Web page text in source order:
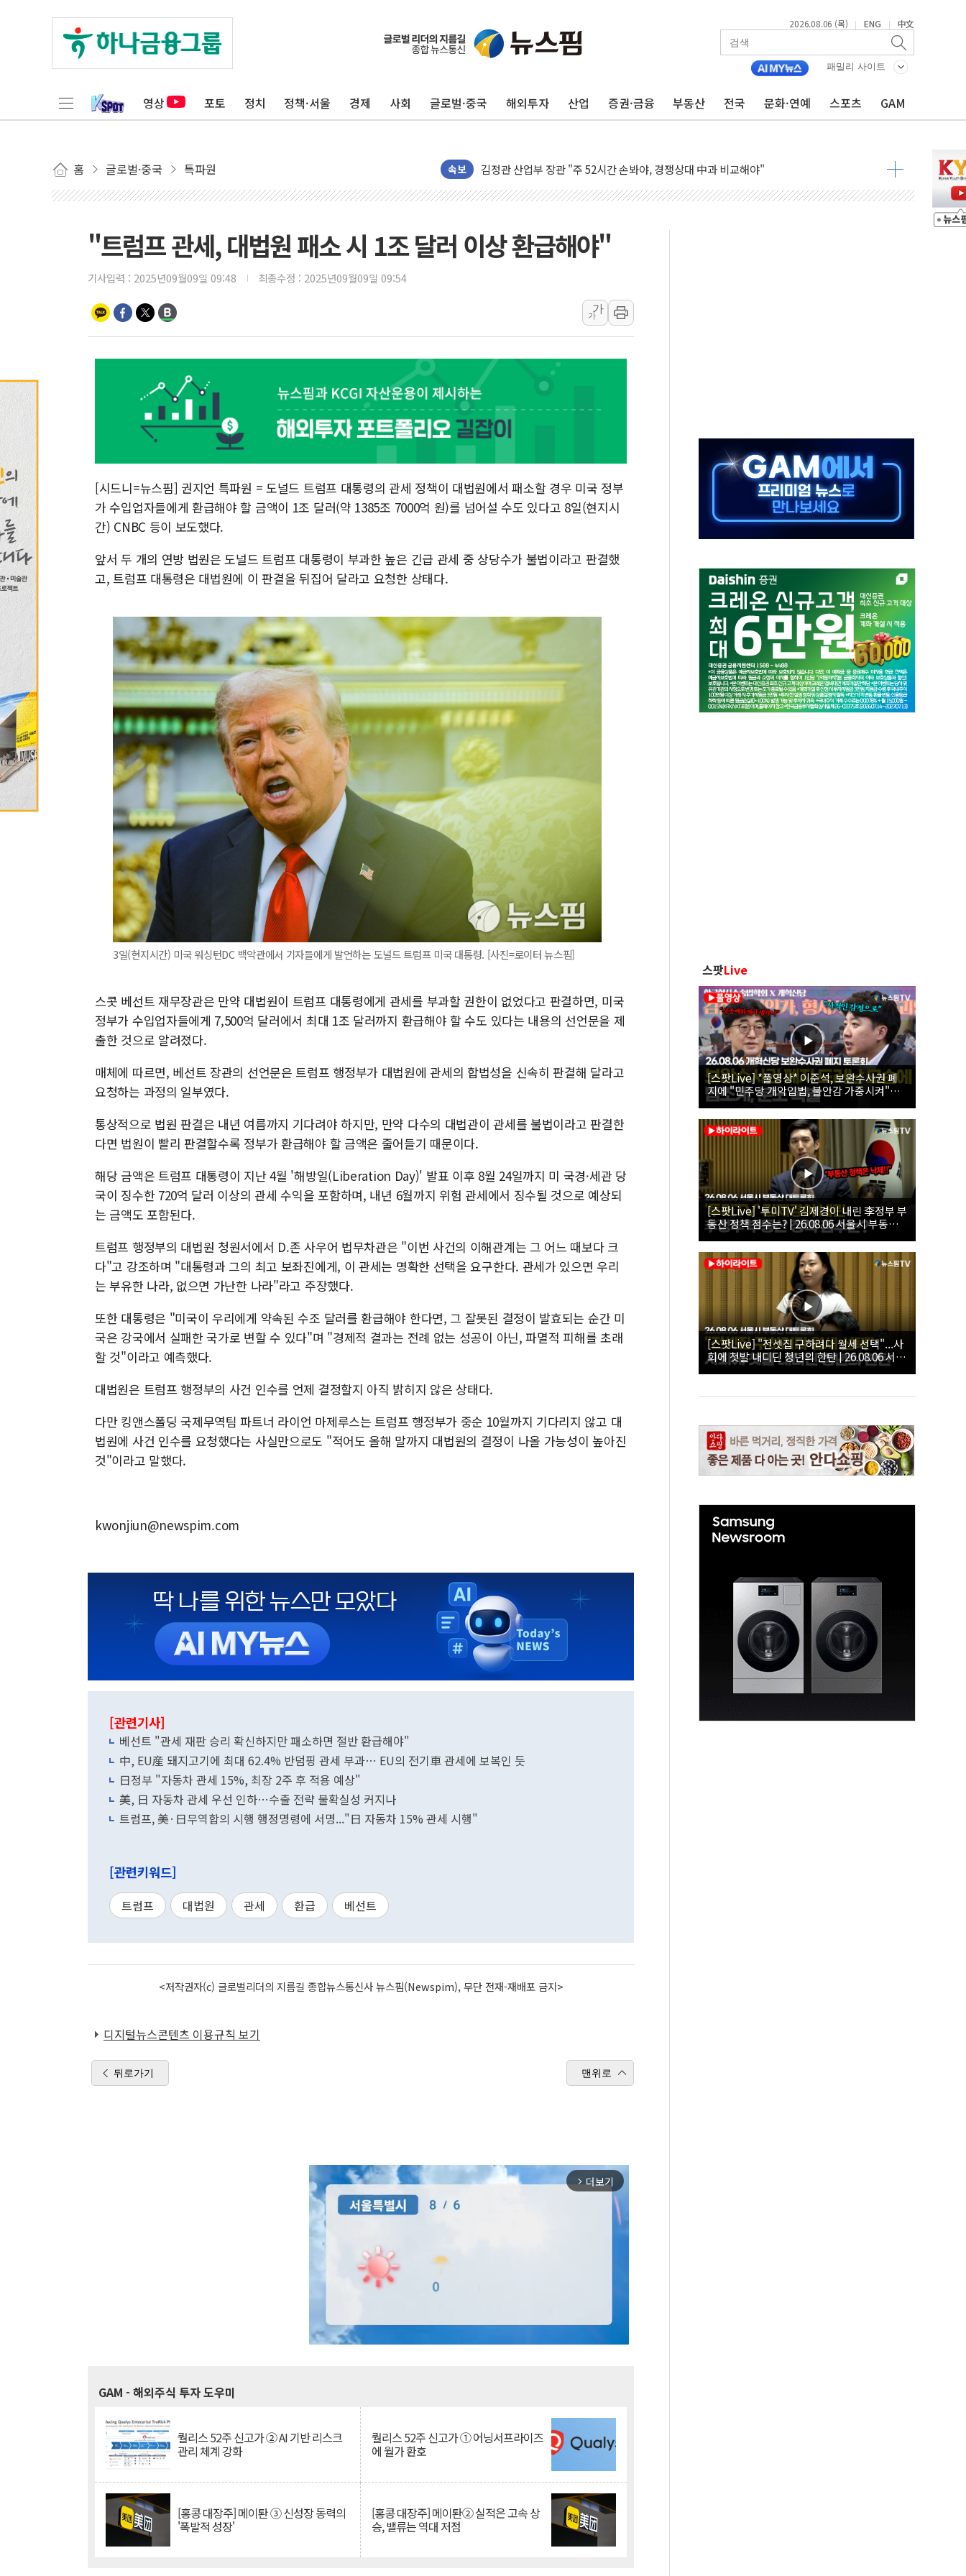
2026.08.06 (목) | ENG | 中文
패밀리 사이트
영상 포토 정치 정책·서울 경제 사회 글로벌·중국 해외투자 산업 증권·금융 부동산 전국 문화·연예 스포츠 GAM
홈 글로벌·중국 특파원 속보
[인도증시] 중동 긴장 완화에 실적 호조까지, 상승...호실적 보고 기업 상승세 뚜렷
러, 1인칭시점 드론으로 우크라 민간인 '사파리' 공격… 시민들 공포감 극대화 전략
'월가의 황제' 다이먼 "금융시장 레버리지 위험수위…숨은 차입이 더 큰 변수"
해군 1함대 창설 80주년…지역과 함께하는 '선봉'의 대민 봉사
[3보] 북, 원산서 동해로 단거리 탄도미사일 1발 발사… 올해 10번째·42일 만 도발
동해해경, 독도 해상서 부유물 감긴 어선 구조
주한미군 "오산기지 누출, 백린 아닌 무해한 표면 부식 물질"
해군과 함께하는 '불금전파, 송정' 시즌2
강원도 폭염특보 11일째…온열질환·가축 피해 최소화 '총력 대응'
[르포] 39도 폭염 속 잠실 개표소 시위 '62일째'..."대부분 여기서 상주"
강원·전라권 폭염중대경보 확대…온열질환자 2665명·사망 23명
빚투·레버리지 줄었지만, 반도체 두 종목에 코스피 '휘청'
[2보] 북한, 원산서 동해상 단거리 탄도미사일 발사
"트럼프 관세, 대법원 패소 시 1조 달러 이상 환급해야"
기사입력 : 2025년09월09일 09:48 최종수정 : 2025년09월09일 09:54
가
가
[시드니=뉴스핌] 권지언 특파원 = 도널드 트럼프 대통령의 관세 정책이 대법원에서 패소할 경우 미국 정부
가 수입업자들에게 환급해야 할 금액이 1조 달러(약 1385조 7000억 원)를 넘어설 수도 있다고 8일(현지시
간) CNBC 등이 보도했다.
앞서 두 개의 연방 법원은 도널드 트럼프 대통령이 부과한 높은 긴급 관세 중 상당수가 불법이라고 판결했
고, 트럼프 대통령은 대법원에 이 판결을 뒤집어 달라고 요청한 상태다.
3일(현지시간) 미국 워싱턴DC 백악관에서 기자들에게 발언하는 도널드 트럼프 미국 대통령. [사진=로이터 뉴스핌]
스콧 베선트 재무장관은 만약 대법원이 트럼프 대통령에게 관세를 부과할 권한이 없었다고 판결하면, 미국
정부가 수입업자들에게 7,500억 달러에서 최대 1조 달러까지 환급해야 할 수도 있다는 내용의 선언문을 제
출한 것으로 알려졌다.
매체에 따르면, 베선트 장관의 선언문은 트럼프 행정부가 대법원에 관세의 합법성을 신속히 판결해 달라고
요청하는 과정의 일부였다.
통상적으로 법원 판결은 내년 여름까지 기다려야 하지만, 만약 다수의 대법관이 관세를 불법이라고 판결한
다면 법원이 빨리 판결할수록 정부가 환급해야 할 금액은 줄어들기 때문이다.
해당 금액은 트럼프 대통령이 지난 4월 '해방일(Liberation Day)' 발표 이후 8월 24일까지 미 국경·세관 당
국이 징수한 720억 달러 이상의 관세 수익을 포함하며, 내년 6월까지 위험 관세에서 징수될 것으로 예상되
는 금액도 포함된다.
트럼프 행정부의 대법원 청원서에서 D.존 사우어 법무차관은 "이번 사건의 이해관계는 그 어느 때보다 크
다"고 강조하며 "대통령과 그의 최고 보좌진에게, 이 관세는 명확한 선택을 요구한다. 관세가 있으면 우리
는 부유한 나라, 없으면 가난한 나라"라고 주장했다.
또한 대통령은 "미국이 우리에게 약속된 수조 달러를 환급해야 한다면, 그 잘못된 결정이 발효되는 순간 미
국은 강국에서 실패한 국가로 변할 수 있다"며 "경제적 결과는 전례 없는 성공이 아닌, 파멸적 피해를 초래
할 것"이라고 예측했다.
대법원은 트럼프 행정부의 사건 인수를 언제 결정할지 아직 밝히지 않은 상태다.
다만 킹앤스폴딩 국제무역팀 파트너 라이언 마제루스는 트럼프 행정부가 중순 10월까지 기다리지 않고 대
법원에 사건 인수를 요청했다는 사실만으로도 "적어도 올해 말까지 대법원의 결정이 나올 가능성이 높아진
것"이라고 말했다.
kwonjiun@newspim.com
[관련기사]
베선트 "관세 재판 승리 확신하지만 패소하면 절반 환급해야"
中, EU産 돼지고기에 최대 62.4% 반덤핑 관세 부과… EU의 전기車 관세에 보복인 듯
日정부 "자동차 관세 15%, 최장 2주 후 적용 예상"
美, 日 자동차 관세 우선 인하…수출 전략 불확실성 커지나
트럼프, 美·日무역합의 시행 행정명령에 서명..."日 자동차 15% 관세 시행"
[관련키워드]
트럼프 대법원 관세 환급 베선트
<저작권자(c) 글로벌리더의 지름길 종합뉴스통신사 뉴스핌(Newspim), 무단 전재-재배포 금지>
디지털뉴스콘텐츠 이용규칙 보기
뒤로가기 맨위로
arrow_forward_ios 더보기
GAM - 해외주식 투자 도우미
퀄리스 52주 신고가 ② AI 기반 리스크
관리 체계 강화
퀄리스 52주 신고가 ① 어닝서프라이즈
에 월가 환호
[홍콩 대장주] 메이퇀 ③ 신성장 동력의
'폭발적 성장'
[홍콩 대장주] 메이퇀② 실적은 고속 상
승, 밸류는 역대 저점
스팟Live
[스팟Live] *풀영상* 이준석, 보완수사권 폐
지에 "민주당 개악입법, 불안감 가중시켜"｜
26.08.06 개혁신당 보완수사권 폐지 토론회
[스팟Live] '투미TV' 김제경이 내린 李정부 부
동산 정책 점수는? | 26.08.06 서울시 부동산
대토론회
[스팟Live] "전셋집 구하려다 월세 선택"...사
회에 첫발 내디딘 청년의 한탄 | 26.08.06 서울
시 부동산 대토론회